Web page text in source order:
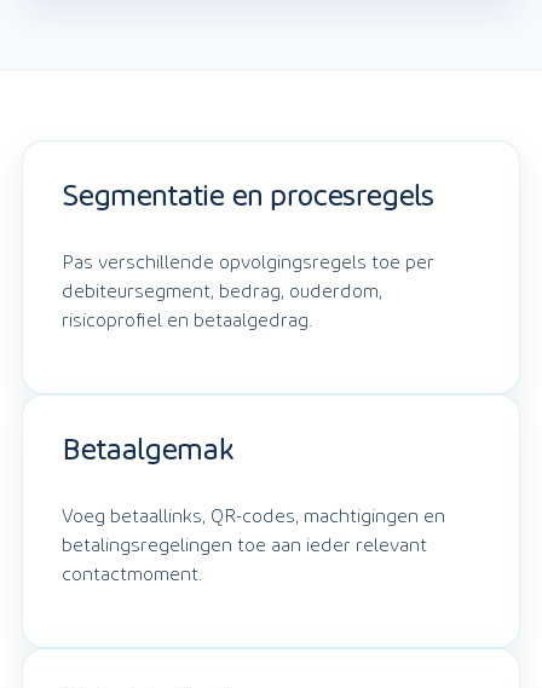
Segmentatie en procesregels
Pas verschillende opvolgingsregels toe per
debiteursegment, bedrag, ouderdom,
risicoprofiel en betaalgedrag.
Betaalgemak
Voeg betaallinks, QR-codes, machtigingen en
betalingsregelingen toe aan ieder relevant
contactmoment.